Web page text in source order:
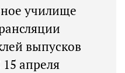
училище
выпусков
15 апреля